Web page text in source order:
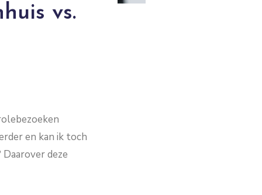
vs.
en kan ik toch
deze